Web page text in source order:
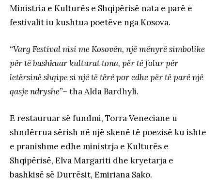
Ministria e Kulturës e Shqipërisë nata e parë e
festivalit iu kushtua poetëve nga Kosova.
“Varg Festival nisi me Kosovën, një mënyrë simbolike
për të bashkuar kulturat tona, për të folur për
letërsinë shqipe si një të tërë por edhe për të parë një
qasje ndryshe”– tha Alda Bardhyli.
E restauruar së fundmi, Torra Veneciane u
shndërrua sërish në një skenë të poezisë ku ishte
e pranishme edhe ministrja e Kulturës e
Shqipërisë, Elva Margariti dhe kryetarja e
bashkisë së Durrësit, Emiriana Sako.